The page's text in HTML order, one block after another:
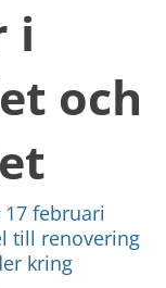
i
och
februari
till renovering
kring